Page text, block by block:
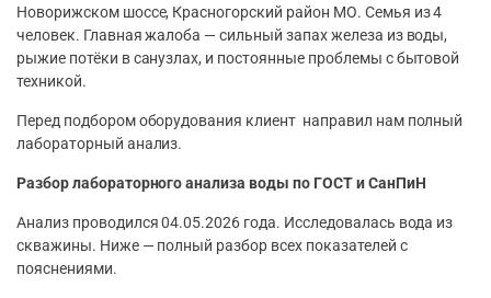
Новорижском шоссе, Красногорский район МО. Семья из 4
человек. Главная жалоба — сильный запах железа из воды,
рыжие потёки в санузлах, и постоянные проблемы с бытовой
техникой.
Перед подбором оборудования клиент направил нам полный
лабораторный анализ.
Разбор лабораторного анализа воды по ГОСТ и СанПиН
Анализ проводился 04.05.2026 года. Исследовалась вода из
скважины. Ниже — полный разбор всех показателей с
пояснениями.